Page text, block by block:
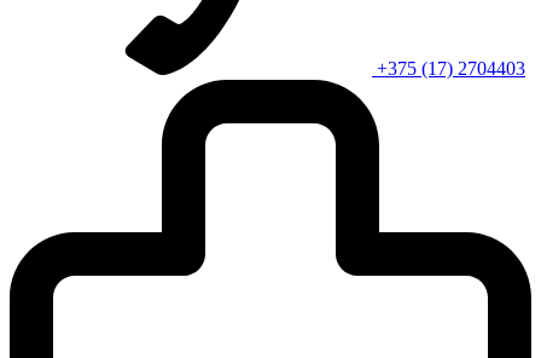
+375 (17) 2704403